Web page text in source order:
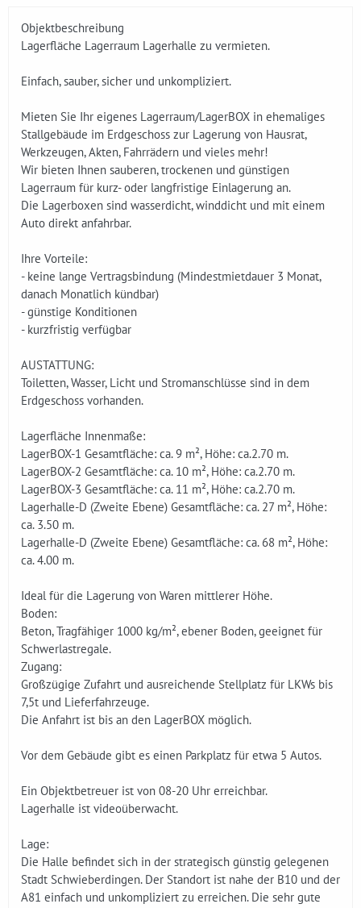
Objektbeschreibung
Lagerfläche Lagerraum Lagerhalle zu vermieten.
Einfach, sauber, sicher und unkompliziert.
Mieten Sie Ihr eigenes Lagerraum/LagerBOX in ehemaliges
Stallgebäude im Erdgeschoss zur Lagerung von Hausrat,
Werkzeugen, Akten, Fahrrädern und vieles mehr!
Wir bieten Ihnen sauberen, trockenen und günstigen
Lagerraum für kurz- oder langfristige Einlagerung an.
Die Lagerboxen sind wasserdicht, winddicht und mit einem
Auto direkt anfahrbar.
Ihre Vorteile:
- keine lange Vertragsbindung (Mindestmietdauer 3 Monat,
danach Monatlich kündbar)
- günstige Konditionen
- kurzfristig verfügbar
AUSTATTUNG:
Toiletten, Wasser, Licht und Stromanschlüsse sind in dem
Erdgeschoss vorhanden.
Lagerfläche Innenmaße:
LagerBOX-1 Gesamtfläche: ca. 9 m², Höhe: ca.2.70 m.
LagerBOX-2 Gesamtfläche: ca. 10 m², Höhe: ca.2.70 m.
LagerBOX-3 Gesamtfläche: ca. 11 m², Höhe: ca.2.70 m.
Lagerhalle-D (Zweite Ebene) Gesamtfläche: ca. 27 m², Höhe:
ca. 3.50 m.
Lagerhalle-D (Zweite Ebene) Gesamtfläche: ca. 68 m², Höhe:
ca. 4.00 m.
Ideal für die Lagerung von Waren mittlerer Höhe.
Boden:
Beton, Tragfähiger 1000 kg/m², ebener Boden, geeignet für
Schwerlastregale.
Zugang:
Großzügige Zufahrt und ausreichende Stellplatz für LKWs bis
7,5t und Lieferfahrzeuge.
Die Anfahrt ist bis an den LagerBOX möglich.
Vor dem Gebäude gibt es einen Parkplatz für etwa 5 Autos.
Ein Objektbetreuer ist von 08-20 Uhr erreichbar.
Lagerhalle ist videoüberwacht.
Lage:
Die Halle befindet sich in der strategisch günstig gelegenen
Stadt Schwieberdingen. Der Standort ist nahe der B10 und der
A81 einfach und unkompliziert zu erreichen. Die sehr gute